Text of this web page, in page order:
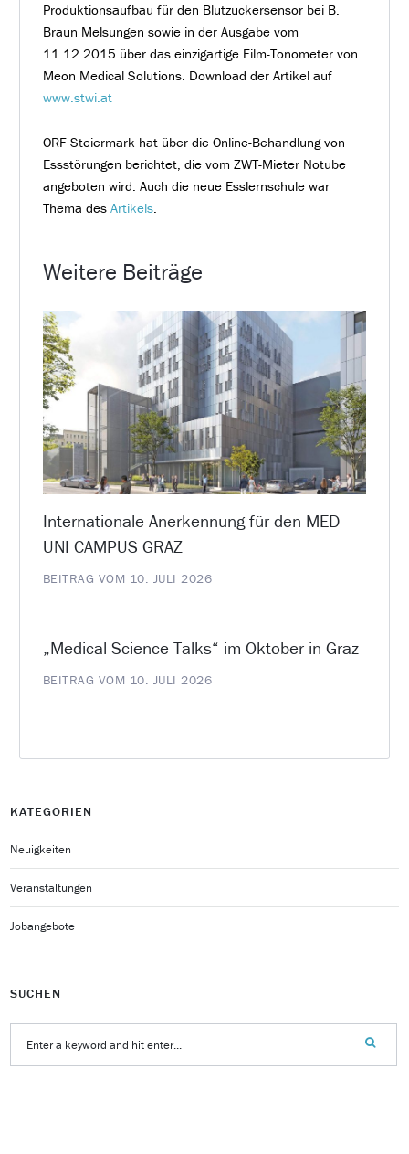
Produktionsaufbau für den Blutzuckersensor bei B.
Braun Melsungen sowie in der Ausgabe vom
11.12.2015 über das einzigartige Film-Tonometer von
Meon Medical Solutions. Download der Artikel auf
www.stwi.at
ORF Steiermark hat über die Online-Behandlung von
Essstörungen berichtet, die vom ZWT-Mieter Notube
angeboten wird. Auch die neue Esslernschule war
Thema des Artikels.
Weitere Beiträge
Internationale Anerkennung für den MED
UNI CAMPUS GRAZ
BEITRAG VOM 10. JULI 2026
„Medical Science Talks“ im Oktober in Graz
BEITRAG VOM 10. JULI 2026
KATEGORIEN
Neuigkeiten
Veranstaltungen
Jobangebote
SUCHEN